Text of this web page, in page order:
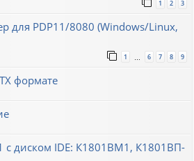
1 2 3
для PDP11/8080 (Windows/Linux,
1 … 6 7 8 9
формате
с диском IDE: К1801ВМ1, К1801ВП-